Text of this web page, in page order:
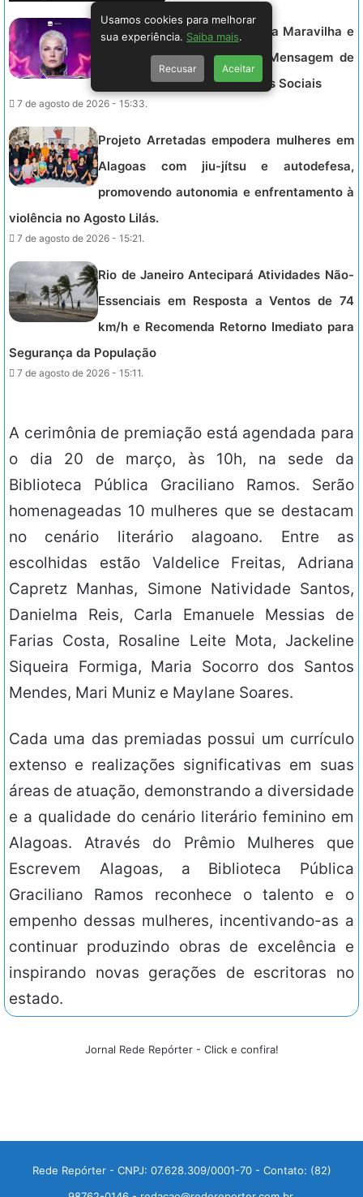
Xuxa Rebate Críticas de Mara Maravilha e
Defende Sua História com Mensagem de
Empatia e Respeito nas Redes Sociais
7 de agosto de 2026 - 15:33.
Projeto Arretadas empodera mulheres em
Alagoas com jiu-jítsu e autodefesa,
promovendo autonomia e enfrentamento à
violência no Agosto Lilás.
7 de agosto de 2026 - 15:21.
Rio de Janeiro Antecipará Atividades Não-
Essenciais em Resposta a Ventos de 74
km/h e Recomenda Retorno Imediato para
Segurança da População
7 de agosto de 2026 - 15:11.
A cerimônia de premiação está agendada para
o dia 20 de março, às 10h, na sede da
Biblioteca Pública Graciliano Ramos. Serão
homenageadas 10 mulheres que se destacam
no cenário literário alagoano. Entre as
escolhidas estão Valdelice Freitas, Adriana
Capretz Manhas, Simone Natividade Santos,
Danielma Reis, Carla Emanuele Messias de
Farias Costa, Rosaline Leite Mota, Jackeline
Siqueira Formiga, Maria Socorro dos Santos
Mendes, Mari Muniz e Maylane Soares.
Cada uma das premiadas possui um currículo
extenso e realizações significativas em suas
áreas de atuação, demonstrando a diversidade
e a qualidade do cenário literário feminino em
Alagoas. Através do Prêmio Mulheres que
Escrevem Alagoas, a Biblioteca Pública
Graciliano Ramos reconhece o talento e o
empenho dessas mulheres, incentivando-as a
continuar produzindo obras de excelência e
inspirando novas gerações de escritoras no
estado.
Jornal Rede Repórter - Click e confira!
Rede Repórter - CNPJ: 07.628.309/0001-70 - Contato: (82)
Usamos cookies para melhorar
sua experiência. Saiba mais
Recusar Aceitar